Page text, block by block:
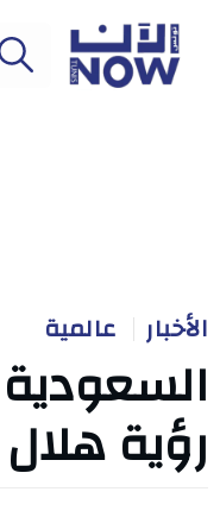
الأخبار عالمية
رؤية